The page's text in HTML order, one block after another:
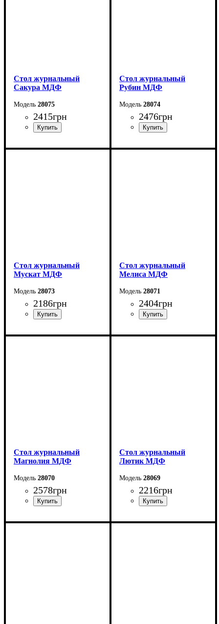
Стол журнальный
Сакура МДФ
28075
2415грн
Ширина: 100 см
Стол журнальный
Рубин МДФ
28074
2476грн
Ширина: 100 см
Стол журнальный
Мускат МДФ
28073
2186грн
Ширина: 70 см
Стол журнальный
Мелиса МДФ
28071
2404грн
Ширина: 100 см
Стол журнальный
Магнолия МДФ
28070
2578грн
Ширина: 100 см
Стол журнальный
Лютик МДФ
28069
2216грн
Ширина: 70 см